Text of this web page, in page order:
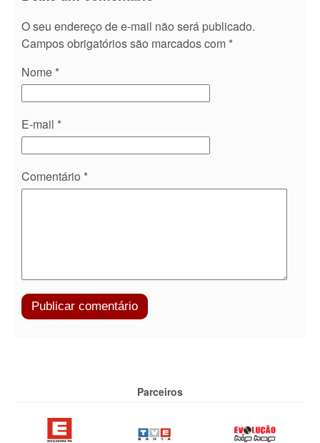
O seu endereço de e-mail não será publicado.
Campos obrigatórios são marcados com *
Nome *
E-mail *
Comentário *
Parceiros